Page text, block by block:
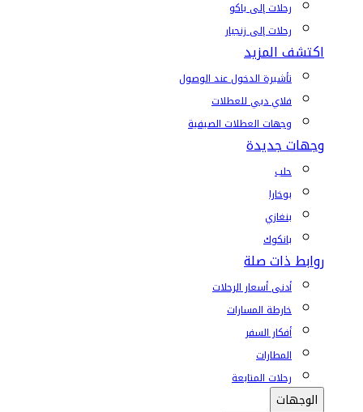
رحلات إلى باكو
رحلات إلى زنجبار
اكتشف المزيد
تأشيرة الدخول عند الوصول
فلاي دبي للعطلات
وجهات العطلات الصيفية
وجهات جديدة
حلب
بوخارا
بنغازي
بانكوك
روابط ذات صلة
أدنى أسعار الرحلات
خارطة المسارات
أفكار السفر
المطارات
رحلات المتابعة
الوجهات